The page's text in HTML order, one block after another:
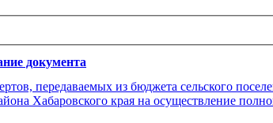
документа
передаваемых из бюджета сельского
Хабаровского края на осуществление